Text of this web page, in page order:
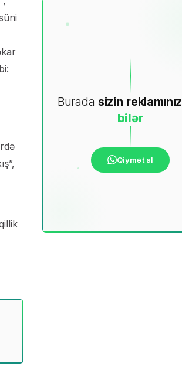
Burada sizin reklamınız
bilər
Qiymət al